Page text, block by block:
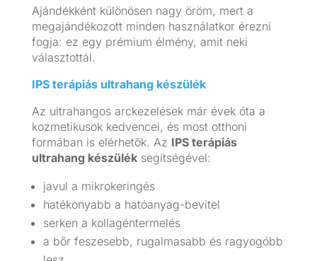
Ajándékként különösen nagy öröm, mert a
megajándékozott minden használatkor érezni
fogja: ez egy prémium élmény, amit neki
választottál.
IPS terápiás ultrahang készülék
Az ultrahangos arckezelések már évek óta a
kozmetikusok kedvencei, és most otthoni
formában is elérhetők. Az IPS terápiás
ultrahang készüléksegítségével:
javul a mikrokeringés
hatékonyabb a hatóanyag-bevitel
serken a kollagéntermelés
a bőr feszesebb, rugalmasabb és ragyogóbb